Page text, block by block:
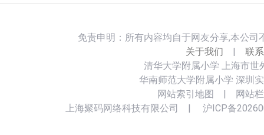
免责申明：所有内容均自于网友分享,本公
关于我们 | 联
清华大学附属小学 上海市世
华南师范大学附属小学 深圳
网站索引地图
| 网站
上海聚码网络科技有限公司
| 沪ICP备